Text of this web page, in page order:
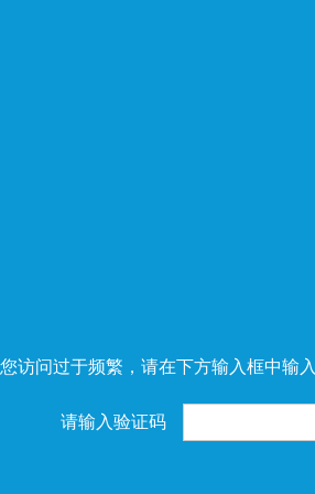
访问过于频繁，请在下方输入框中输入
请输入验证码